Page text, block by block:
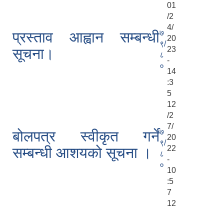
प्रस्ताव आह्वान सम्बन्धी
सूचना।
७
९/
८
०
01
/2
4/
20
23
-
14
:3
5
बोलपत्र स्वीकृत गर्ने
सम्बन्धी आशयको सूचना ।
७
९/
८
०
12
/2
7/
20
22
-
10
:5
7
12